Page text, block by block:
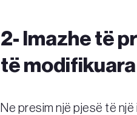
2- Imazhe të
të modifikuara
Ne presim një pjesë të